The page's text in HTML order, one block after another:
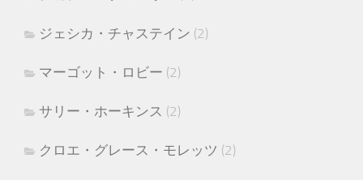
ジェシカ・チャステイン (2)
マーゴット・ロビー (2)
サリー・ホーキンス (2)
クロエ・グレース・モレッツ (2)